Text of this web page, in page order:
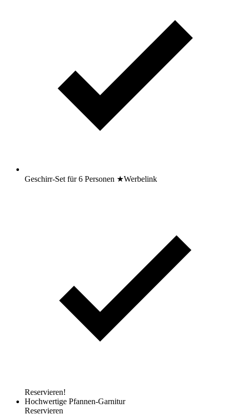
Geschirr-Set für 6 Personen ★Werbelink
Reservieren!
Hochwertige Pfannen-Garnitur
Reservieren